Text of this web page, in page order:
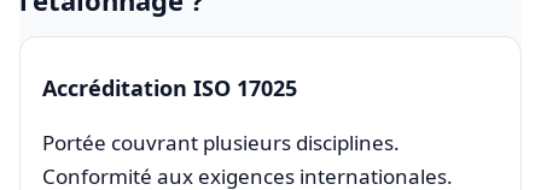
Accréditation ISO 17025
Portée couvrant plusieurs disciplines.
Conformité aux exigences internationales.